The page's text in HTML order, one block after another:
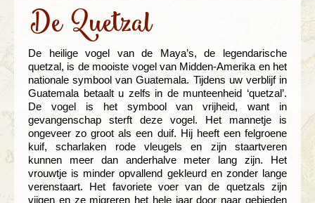
De Quetzal
De heilige vogel van de Maya’s, de legendarische
quetzal, is de mooiste vogel van Midden-Amerika en het
nationale symbool van Guatemala. Tijdens uw verblijf in
Guatemala betaalt u zelfs in de munteenheid ‘quetzal’.
De vogel is het symbool van vrijheid, want in
gevangenschap sterft deze vogel. Het mannetje is
ongeveer zo groot als een duif. Hij heeft een felgroene
kuif, scharlaken rode vleugels en zijn staartveren
kunnen meer dan anderhalve meter lang zijn. Het
vrouwtje is minder opvallend gekleurd en zonder lange
verenstaart. Het favoriete voer van de quetzals zijn
vijgen en ze migreren het hele jaar door naar gebieden